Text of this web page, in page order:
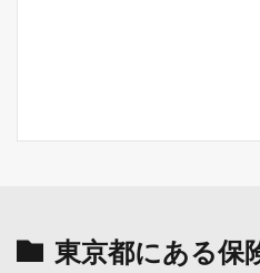
東京都にある保